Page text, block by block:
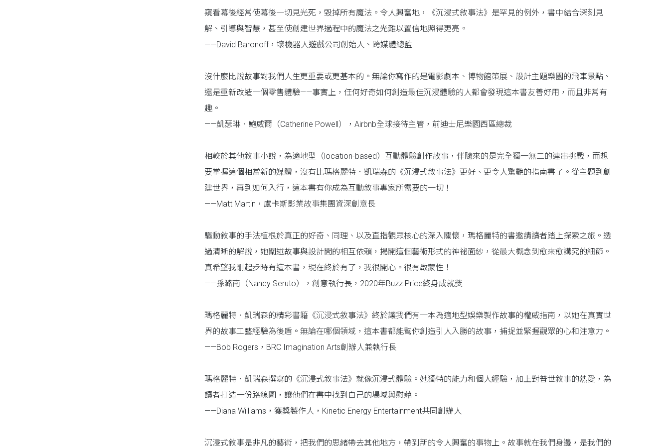
窺看幕後經常使幕後一切見光死，毀掉所有魔法。令人興奮地，《沉浸式敘事法》是罕見的例外，書中結合深刻見
解、引導與智慧，甚至使創建世界過程中的魔法之光難以置信地照得更亮。
——David Baronoff，壞機器人遊戲公司創始人、跨媒體總監
沒什麼比說故事對我們人生更重要或更基本的。無論你寫作的是電影劇本、博物館策展、設計主題樂園的飛車景點、
還是重新改造一個零售體驗——事實上，任何好奇如何創造最佳沉浸體驗的人都會發現這本書友善好用，而且非常有
趣。
——凱瑟琳．鮑威爾（Catherine Powell），Airbnb全球接待主管，前迪士尼樂園西區總裁
相較於其他敘事小說，為適地型（location-based）互動體驗創作故事，伴隨來的是完全獨一無二的連串挑戰，而想
要掌握這個相當新的媒體，沒有比瑪格麗特．凱瑞森的《沉浸式敘事法》更好、更令人驚艷的指南書了。從主題到創
建世界，再到如何入行，這本書有你成為互動敘事專家所需要的一切！
——Matt Martin，盧卡斯影業故事集團資深創意長
驅動敘事的手法植根於真正的好奇、同理、以及直指觀眾核心的深入關懷，瑪格麗特的書邀請讀者踏上探索之旅。透
過清晰的解說，她闡述故事與設計間的相互依賴，揭開這個藝術形式的神祕面紗，從最大概念到愈來愈講究的細節。
真希望我剛起步時有這本書，現在終於有了，我很開心。很有啟蒙性！
——孫潞南（Nancy Seruto），創意執行長，2020年Buzz Price終身成就獎
瑪格麗特．凱瑞森的精彩書籍《沉浸式敘事法》終於讓我們有一本為適地型娛樂製作故事的權威指南，以她在真實世
界的故事工藝經驗為後盾。無論在哪個領域，這本書都能幫你創造引人入勝的故事，捕捉並緊握觀眾的心和注意力。
——Bob Rogers，BRC Imagination Arts創辦人兼執行長
瑪格麗特．凱瑞森撰寫的《沉浸式敘事法》就像沉浸式體驗。她獨特的能力和個人經驗，加上對普世敘事的熱愛，為
讀者打造一份路線圖，讓他們在書中找到自己的場域與慰藉。
——Diana Williams，獲獎製作人，Kinetic Energy Entertainment共同創辦人
沉浸式敘事是非凡的藝術，把我們的思緒帶去其他地方，帶到新的令人興奮的事物上。故事就在我們身邊，是我們的